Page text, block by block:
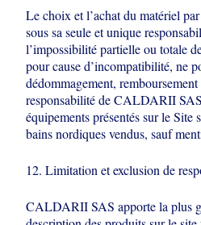
Le choix et l’achat du matériel
sous sa seule et unique
l’impossibilité partielle ou totale
pour cause d’incompatibilité, ne
dédommagement,
responsabilité deCALDARII
équipements présentés sur le Site
bains nordiques vendus, sauf
12. Limitation et exclusion de
CALDARII SAS apporte la plus